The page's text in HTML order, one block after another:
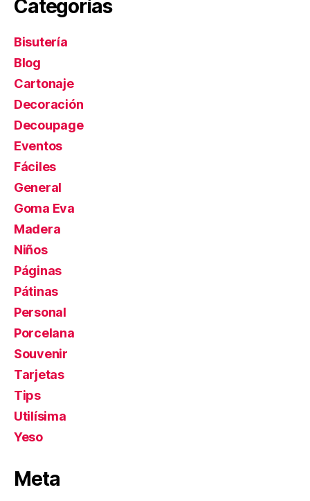
Categorías
Bisutería
Blog
Cartonaje
Decoración
Decoupage
Eventos
Fáciles
General
Goma Eva
Madera
Niños
Páginas
Pátinas
Personal
Porcelana
Souvenir
Tarjetas
Tips
Utilísima
Yeso
Meta